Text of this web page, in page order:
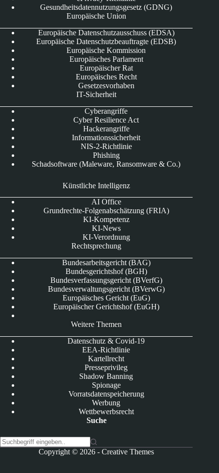
Gesundheitsdatennutzungsgesetz (GDNG)
Europäische Union
Europäische Datenschutzausschuss (EDSA)
Europäische Datenschutzbeauftragte (EDSB)
Europäische Kommission
Europäisches Parlament
Europäischer Rat
Europäisches Recht
Gesetzesvorhaben
IT-Sicherheit
Cyberangriffe
Cyber Resilience Act
Hackerangriffe
Informationssicherheit
NIS-2-Richtlinie
Phishing
Schadsoftware (Maleware, Ransomware & Co.)
Künstliche Intelligenz
AI Office
Grundrechte-Folgenabschätzung (FRIA)
KI-Kompetenz
KI-News
KI-Verordnung
Rechtsprechung
Bundesarbeitsgericht (BAG)
Bundesgerichtshof (BGH)
Bundesverfassungsgericht (BVerfG)
Bundesverwaltungsgericht (BVerwG)
Europäisches Gericht (EuG)
Europäischer Gerichtshof (EuGH)
Weitere Themen
Datenschutz & Covid-19
EEA-Richtlinie
Kartellrecht
Presseprivileg
Shadow Banning
Spionage
Vorratsdatenspeicherung
Werbung
Wettbewerbsrecht
Suche
Copyright © 2026 -Creative Themes